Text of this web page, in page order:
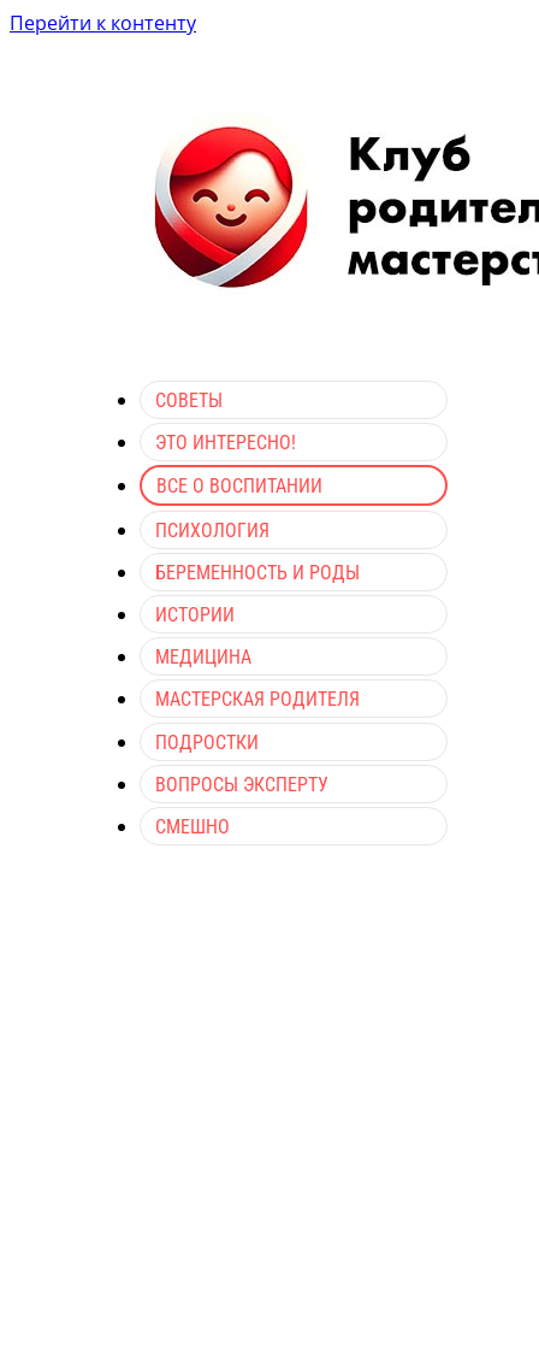
Перейти к контенту
СОВЕТЫ
ЭТО ИНТЕРЕСНО!
ВСЕ О ВОСПИТАНИИ
ПСИХОЛОГИЯ
БЕРЕМЕННОСТЬ И РОДЫ
ИСТОРИИ
МЕДИЦИНА
МАСТЕРСКАЯ РОДИТЕЛЯ
ПОДРОСТКИ
ВОПРОСЫ ЭКСПЕРТУ
СМЕШНО